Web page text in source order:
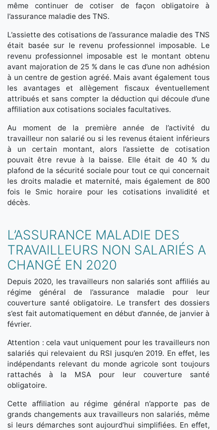
même continuer de cotiser de façon obligatoire à
l’assurance maladie des TNS.
L’assiette des cotisations de l’assurance maladie des TNS
était basée sur le revenu professionnel imposable. Le
revenu professionnel imposable est le montant obtenu
avant majoration de 25 % dans le cas d’une non adhésion
à un centre de gestion agréé. Mais avant également tous
les avantages et allègement fiscaux éventuellement
attribués et sans compter la déduction qui découle d’une
affiliation aux cotisations sociales facultatives.
Au moment de la première année de l’activité du
travailleur non salarié ou si les revenus étaient inférieurs
à un certain montant, alors l’assiette de cotisation
pouvait être revue à la baisse. Elle était de 40 % du
plafond de la sécurité sociale pour tout ce qui concernait
les droits maladie et maternité, mais également de 800
fois le Smic horaire pour les cotisations invalidité et
décès.
L’ASSURANCE MALADIE DES
TRAVAILLEURS NON SALARIÉS A
CHANGÉ EN 2020
Depuis 2020, les travailleurs non salariés sont affiliés au
régime général de l’assurance maladie pour leur
couverture santé obligatoire. Le transfert des dossiers
s’est fait automatiquement en début d’année, de janvier à
février.
Attention : cela vaut uniquement pour les travailleurs non
salariés qui relevaient du RSI jusqu’en 2019. En effet, les
indépendants relevant du monde agricole sont toujours
rattachés à la MSA pour leur couverture santé
obligatoire.
Cette affiliation au régime général n’apporte pas de
grands changements aux travailleurs non salariés, même
si leurs démarches sont aujourd’hui simplifiées. En effet,